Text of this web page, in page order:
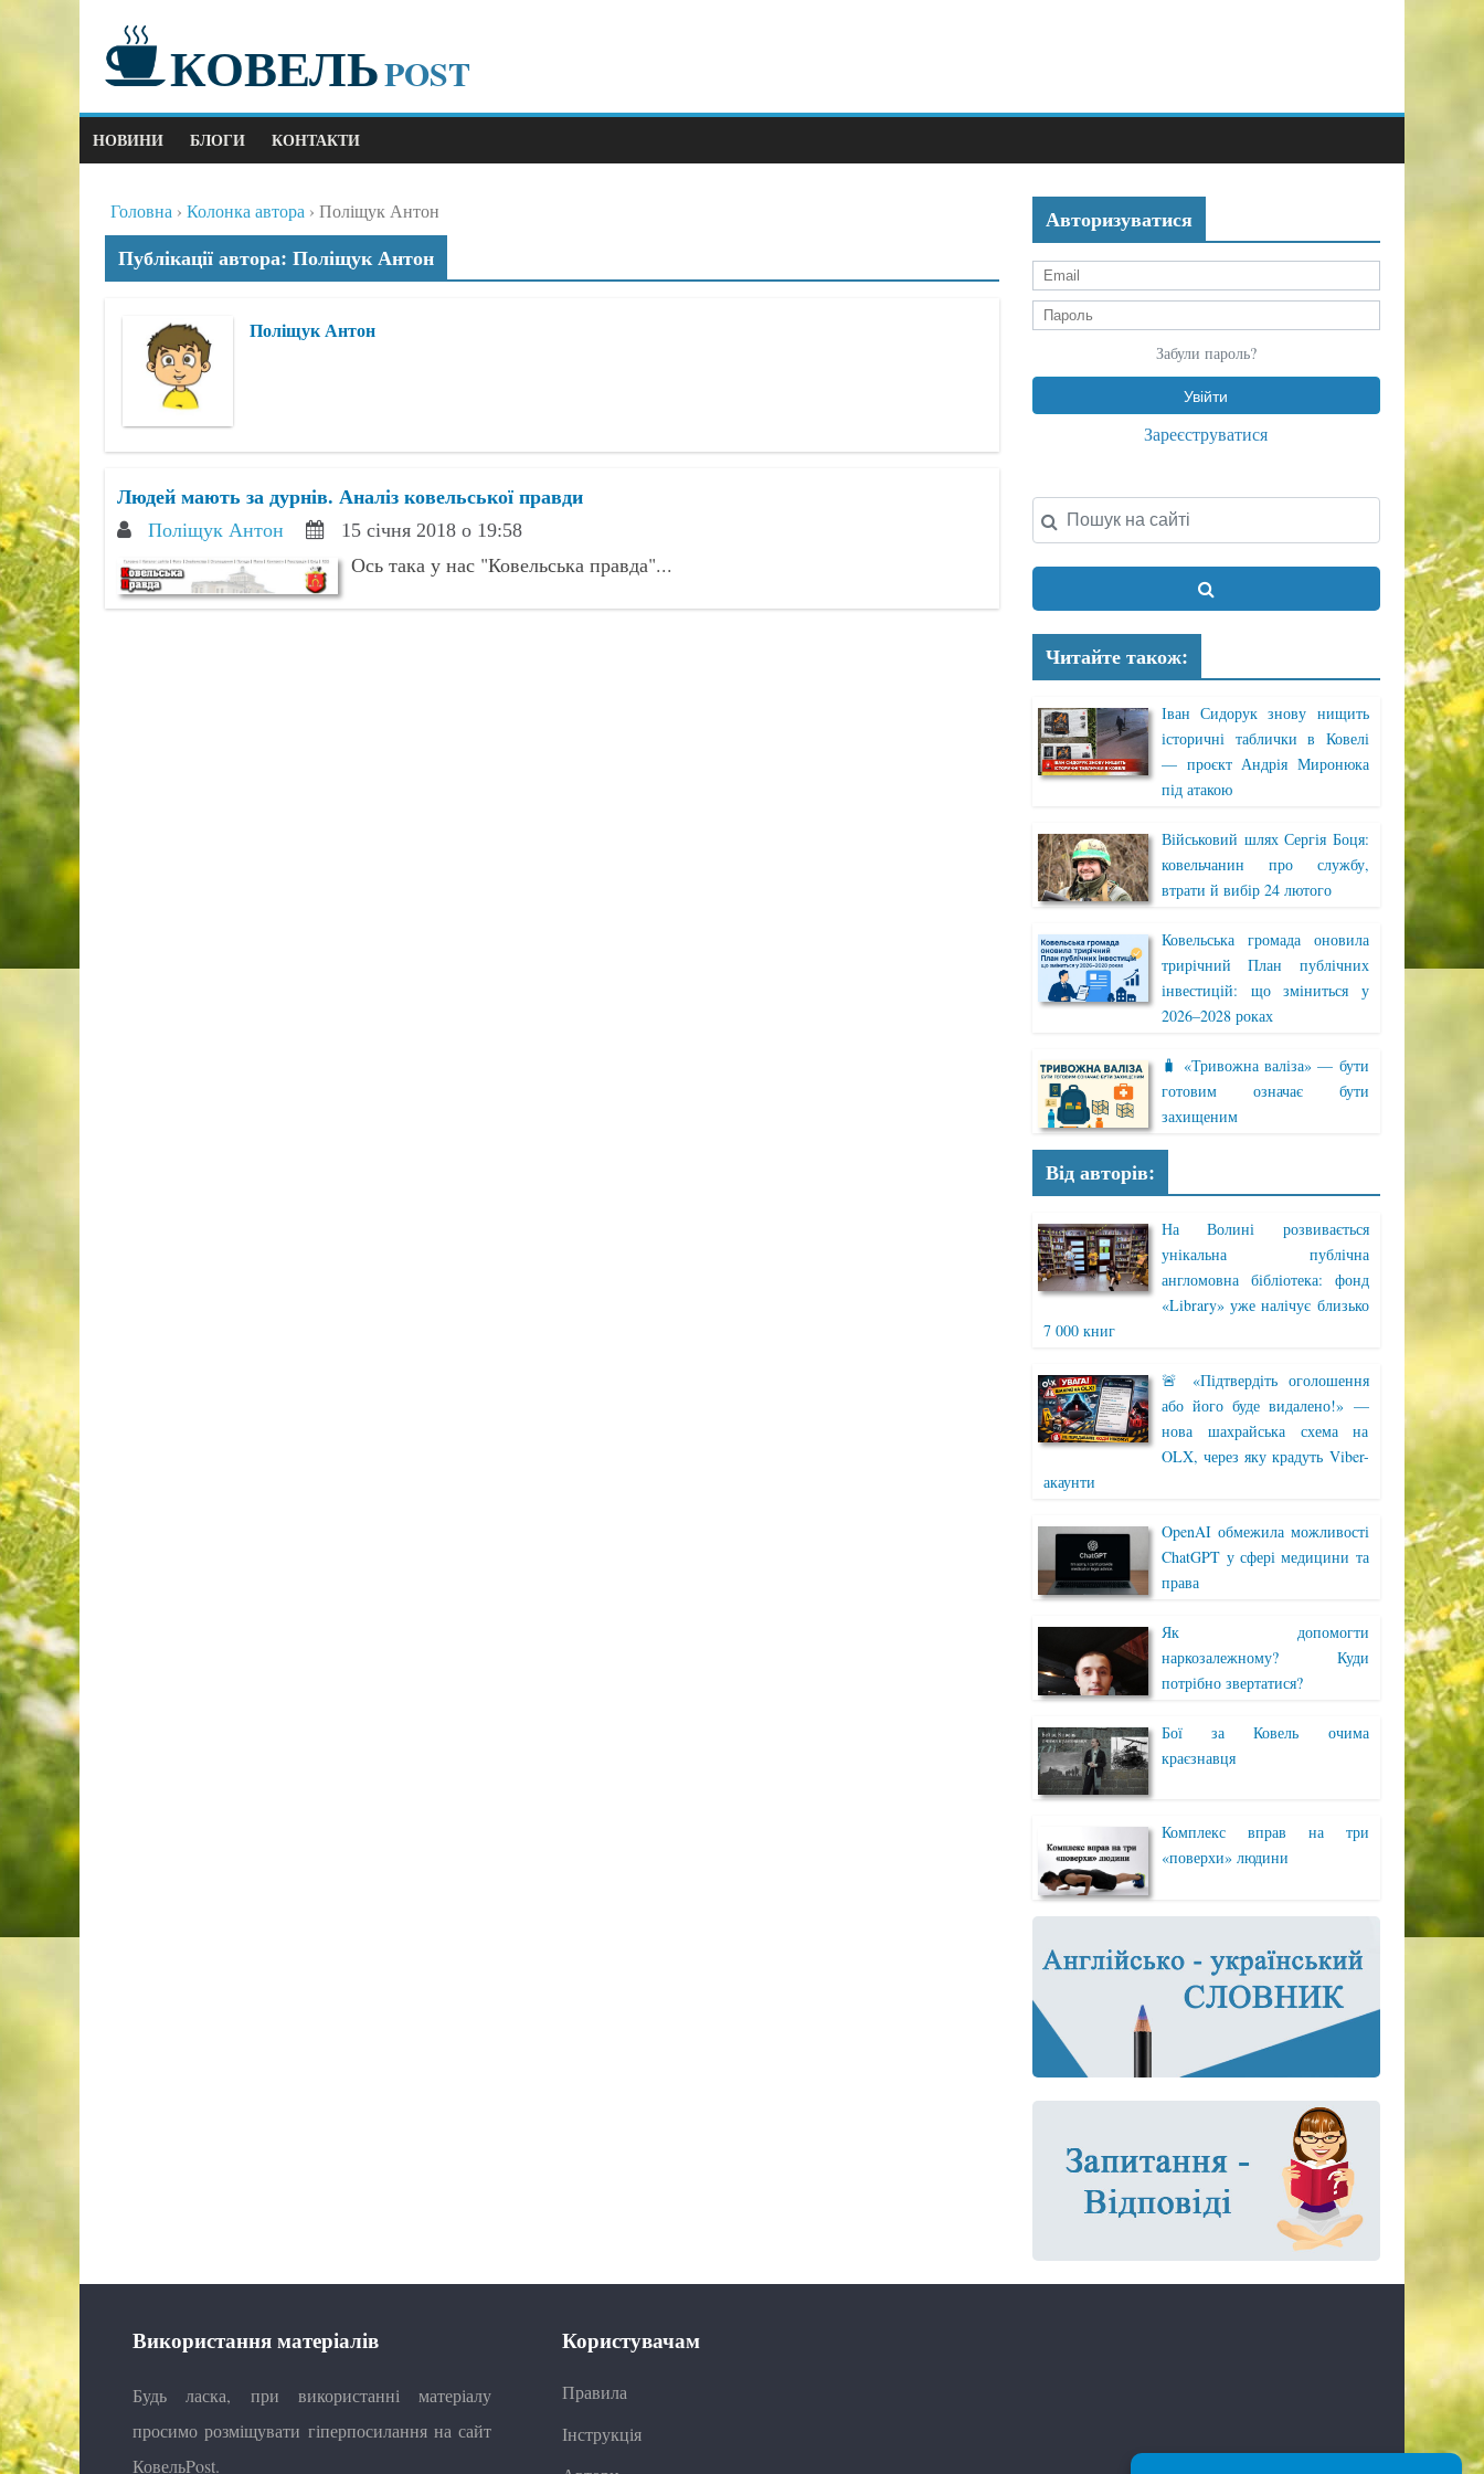
КОВЕЛЬPOST
НОВИНИ БЛОГИ КОНТАКТИ
Головна Колонка автора Поліщук Антон
Публікації автора: Поліщук Антон
Поліщук Антон
Людей мають за дурнів. Аналіз ковельської правди
Поліщук Антон 15 січня 2018 о 19:58
Ось така у нас "Ковельська правда"...
Авторизуватися
Забули пароль?
Зареєструватися
Читайте також:
Іван Сидорук знову нищить
історичні таблички в Ковелі
— проєкт Андрія Миронюка
під атакою
Військовий шлях Сергія Боця:
ковельчанин про службу,
втрати й вибір 24 лютого
Ковельська громада оновила
трирічний План публічних
інвестицій: що зміниться у
2026–2028 роках
🧳 «Тривожна валіза» — бути
готовим означає бути
захищеним
Від авторів:
На Волині розвивається
унікальна публічна
англомовна бібліотека: фонд
«Library» уже налічує близько
7 000 книг
🚨 «Підтвердіть оголошення
або його буде видалено!» —
нова шахрайська схема на
OLX, через яку крадуть Viber-
акаунти
OpenAI обмежила можливості
ChatGPT у сфері медицини та
права
Як допомогти
наркозалежному? Куди
потрібно звертатися?
Бої за Ковель очима
краєзнавця
Комплекс вправ на три
«поверхи» людини
Використання матеріалів
Будь ласка, при використанні матеріалу
просимо розміщувати гіперпосилання на сайт
КовельPost.
Користувачам
Правила
Інструкція